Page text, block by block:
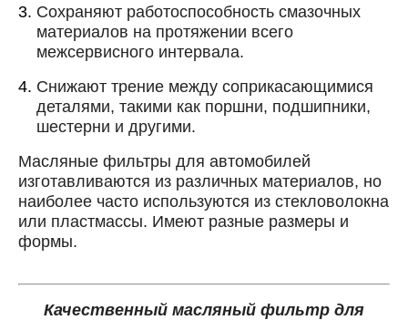
Сохраняют работоспособность смазочных
материалов на протяжении всего
межсервисного интервала.
Снижают трение между соприкасающимися
деталями, такими как поршни, подшипники,
шестерни и другими.
Масляные фильтры для автомобилей
изготавливаются из различных материалов, но
наиболее часто используются из стекловолокна
или пластмассы. Имеют разные размеры и
формы.
Качественный масляный фильтр для